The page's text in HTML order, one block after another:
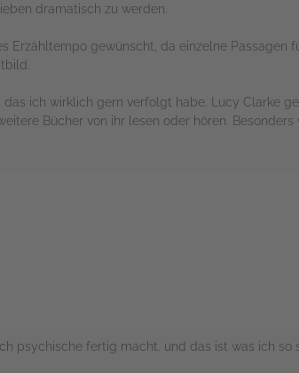
dramatisch zu werden.
Erzähltempo gewünscht, da einzelne Passagen
ich wirklich gern verfolgt habe. Lucy Clarke
Bücher von ihr lesen oder hören.
psychische fertig macht. und das ist was ich so